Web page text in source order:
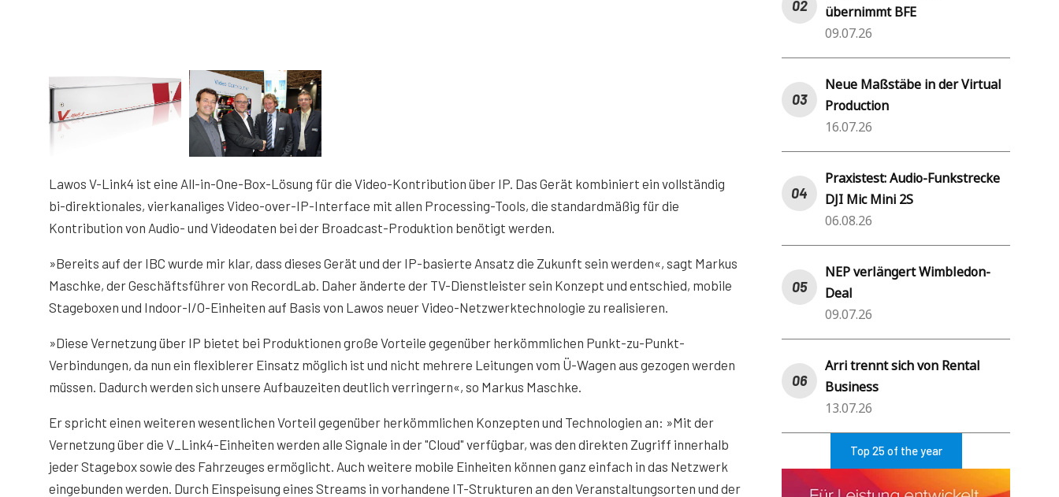
Lawos V-Link4 ist eine All-in-One-Box-Lösung für die Video-Kontribution über IP. Das Gerät kombiniert ein vollständig
bi-direktionales, vierkanaliges Video-over-IP-Interface mit allen Processing-Tools, die standardmäßig für die
Kontribution von Audio- und Videodaten bei der Broadcast-Produktion benötigt werden.
»Bereits auf der IBC wurde mir klar, dass dieses Gerät und der IP-basierte Ansatz die Zukunft sein werden«, sagt Markus
Maschke, der Geschäftsführer von RecordLab. Daher änderte der TV-Dienstleister sein Konzept und entschied, mobile
Stageboxen und Indoor-I/O-Einheiten auf Basis von Lawos neuer Video-Netzwerktechnologie zu realisieren.
»Diese Vernetzung über IP bietet bei Produktionen große Vorteile gegenüber herkömmlichen Punkt-zu-Punkt-
Verbindungen, da nun ein flexiblerer Einsatz möglich ist und nicht mehrere Leitungen vom Ü-Wagen aus gezogen werden
müssen. Dadurch werden sich unsere Aufbauzeiten deutlich verringern«, so Markus Maschke.
Er spricht einen weiteren wesentlichen Vorteil gegenüber herkömmlichen Konzepten und Technologien an: »Mit der
Vernetzung über die V_Link4-Einheiten werden alle Signale in der "Cloud" verfügbar, was den direkten Zugriff innerhalb
jeder Stagebox sowie des Fahrzeuges ermöglicht. Auch weitere mobile Einheiten können ganz einfach in das Netzwerk
eingebunden werden. Durch Einspeisung eines Streams in vorhandene IT-Strukturen an den Veranstaltungsorten und der
übernimmt BFE
09.07.26
Neue Maßstäbe in der Virtual
Production
16.07.26
Praxistest: Audio-Funkstrecke
DJI Mic Mini 2S
06.08.26
NEP verlängert Wimbledon-
Deal
09.07.26
Arri trennt sich von Rental
Business
13.07.26
Top 25 of the year